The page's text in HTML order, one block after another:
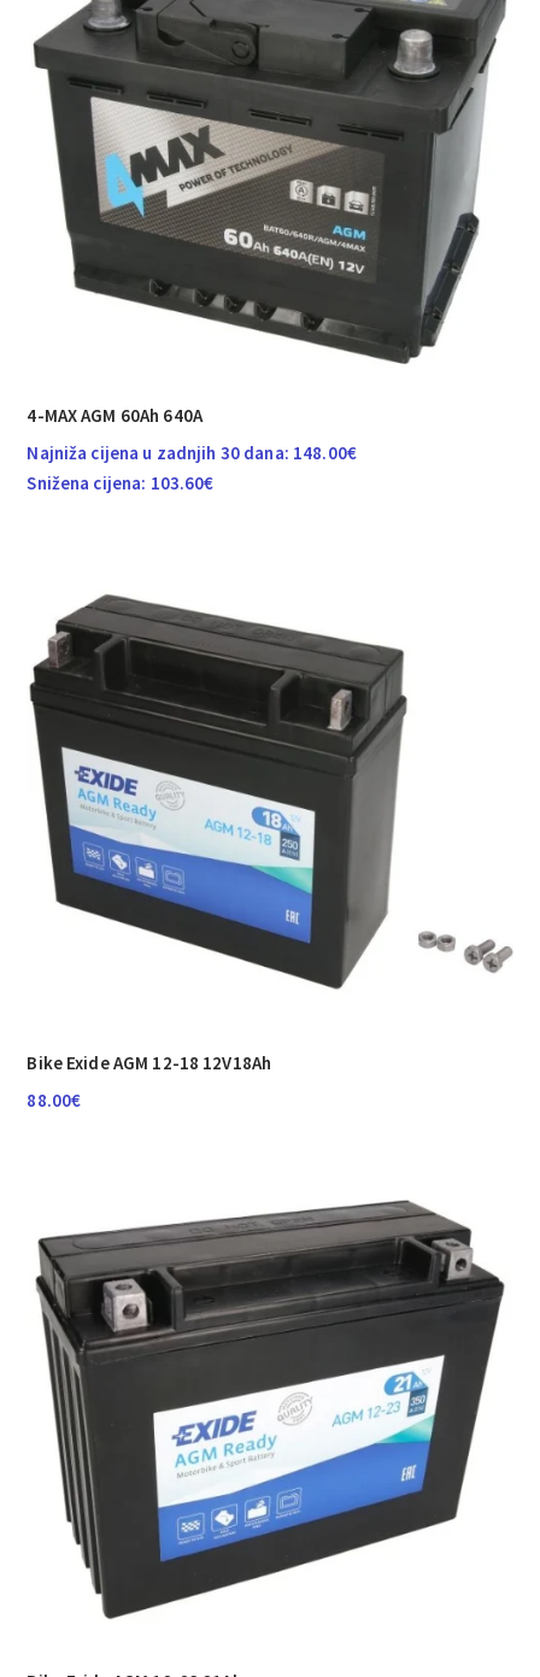
4-MAX AGM 60Ah 640A
Najniža cijena u zadnjih 30 dana: 148.00€
Snižena cijena: 103.60€
Bike Exide AGM 12-18 12V18Ah
88.00€